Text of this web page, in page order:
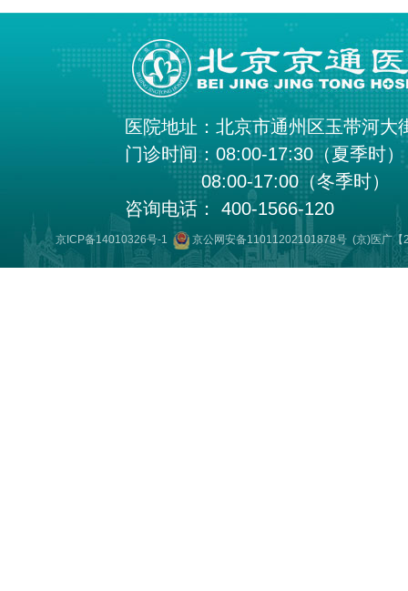
医院地址：北京市通州区玉带河大
门诊时间：08:00-17:30（夏季时）
08:00-17:00（冬季时）
咨询电话： 400-1566-120
京ICP备14010326号-1 京公网安备11011202101878号(京)医广【